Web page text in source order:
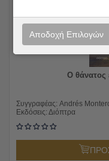
Ο θάνατος
Συγγραφέας: Andrés
Εκδόσεις: Διόπτρα
Αποδοχή Επιλογών